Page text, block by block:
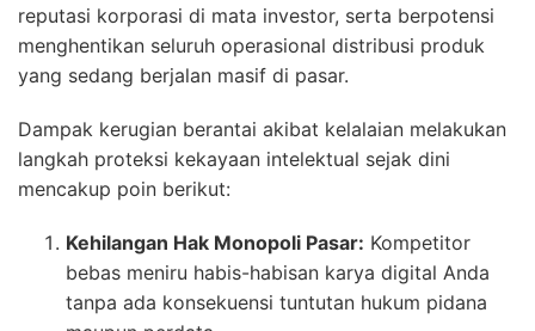
reputasi korporasi di mata investor, serta berpotensi
menghentikan seluruh operasional distribusi produk
yang sedang berjalan masif di pasar.
Dampak kerugian berantai akibat kelalaian melakukan
langkah proteksi kekayaan intelektual sejak dini
mencakup poin berikut:
Kehilangan Hak Monopoli Pasar: Kompetitor
bebas meniru habis-habisan karya digital Anda
tanpa ada konsekuensi tuntutan hukum pidana